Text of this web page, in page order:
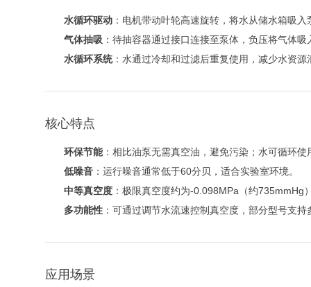
水循环驱动 ：电机带动叶轮高速旋转，将水从储水箱吸
气体抽吸 ：待抽容器通过接口连接至泵体，负压将气体
水循环系统：水通过冷却和过滤后重复使用，减少水资源
核心特点
环保节能：相比油泵无需真空油，避免污染；水可循环使
低噪音 ：运行噪音通常低于60分贝，适合实验室环境。
中等真空度 ：极限真空度约为-0.098MPa（约
多功能性 ：可通过调节水流速控制真空度，部分型号支持
应用场景